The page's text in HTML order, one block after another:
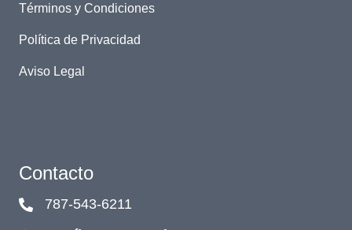
Términos y Condiciones
Política de Privacidad
Aviso Legal
Contacto
787-543-6211